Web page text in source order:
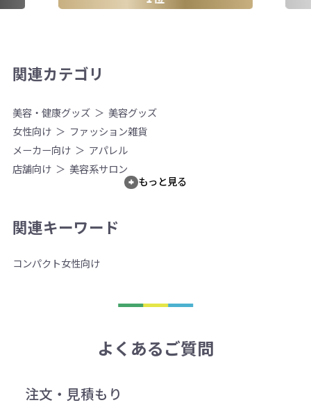
関連カテゴリ
美容・健康グッズ
美容グッズ
女性向け
ファッション雑貨
メーカー向け
アパレル
店舗向け
美容系サロン
もっと見る
関連キーワード
コンパクト女性向け
よくあるご質問
注文・見積もり